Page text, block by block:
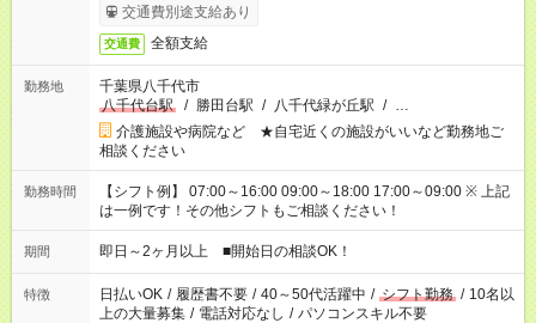
交通費別途支給あり
交通費 全額支給
勤務地
千葉県八千代市
八千代台駅
/ 勝田台駅 / 八千代緑が丘駅 / …
介護施設や病院など ★自宅近くの施設がいいなど勤務地ご
相談ください
勤務時間
【シフト例】 07:00～16:00 09:00～18:00 17:00～09:00 ※ 上記
は一例です！その他シフトもご相談ください！
期間 即日～2ヶ月以上 ■開始日の相談OK！
特徴 日払いOK / 履歴書不要 / 40～50代活躍中 / シフト勤務 / 10名以
上の大量募集 / 電話対応なし / パソコンスキル不要